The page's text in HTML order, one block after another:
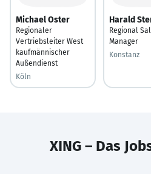
Michael Oster
Regionaler
Vertriebsleiter West
kaufmännischer
Außendienst
Köln
Harald
Regional
Manager
Konstanz
XING – Das